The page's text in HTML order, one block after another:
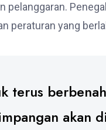
peraturan yang
terus
akan